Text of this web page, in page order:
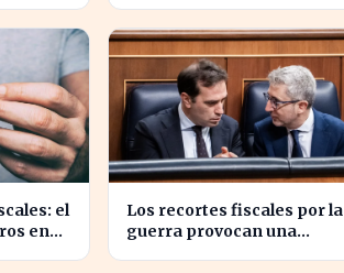
el
en
Los recortes fiscales por la
guerra provocan una